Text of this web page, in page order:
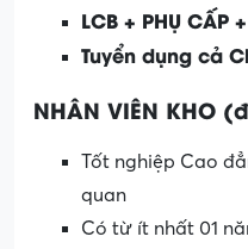
LCB + PHỤ CẤP
Tuyển dụng cả
NHÂN VIÊN KHO
Tốt nghiệp Cao
quan
Có từ ít nhất 01